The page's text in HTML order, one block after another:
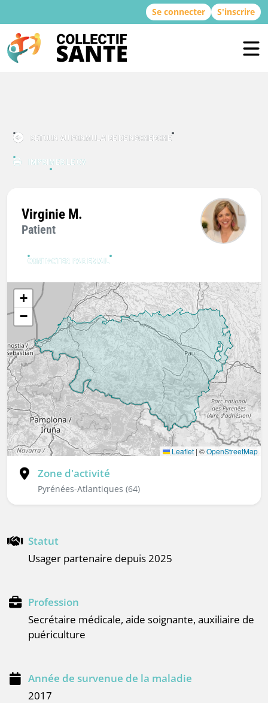
Se connecter S'inscrire
RETOUR AU FORMULAIRE DE RECHERCHE
IMPRIMER LE CV
Virginie M.
Patient
CONTACTER PAR EMAIL
+
−
Leaflet | ©OpenStreetMap
Zone d'activité
Pyrénées-Atlantiques (64)
Statut
Usager partenaire depuis 2025
Profession
secrétaire médicale, aide soignante, auxiliaire de
puériculture
Année de survenue de la maladie
2017